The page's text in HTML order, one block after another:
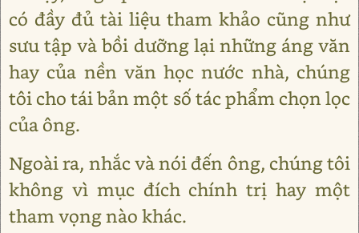
có đầy đủ tài liệu tham khảo cũng như
sưu tập và bồi dưỡng lại những áng văn
hay của nền văn học nước nhà, chúng
tôi cho tái bản một số tác phẩm chọn lọc
của ông.
Ngoài ra, nhắc và nói đến ông, chúng tôi
không vì mục đích chính trị hay một
tham vọng nào khác.